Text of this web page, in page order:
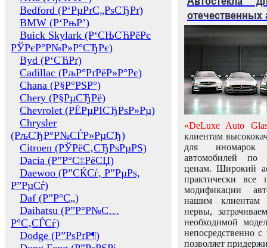
Bedford (Р‘РµРґС„РѕСЂРґ)
BMW (Р‘РњР’)
Buick Skylark (Р‘СЊСЋРёРє
РЎРєР°Р№Р»Р°СЂРє)
Byd (Р‘СЋРґ)
Cadillac (РљР°РґРёР»Р°Рє)
Chana (Р§Р°РЅР°)
Chery (Р§РµСЂРё)
Chevrolet (РЁРµРІСЂРѕР»Рµ)
Chrysler
(РљСЂР°Р№СЃР»РµСЂ)
Citroen (РЎРёС‚СЂРѕРµРЅ)
Dacia (Р”Р°С‡РёСЏ)
Daewoo (Р”СЌСѓ, Р”РµРѕ,
Р”РµСѓ)
Daf (Р”Р°С„)
Daihatsu (Р”Р°Р№С…
Р°С‚СЃСѓ)
Dodge (Р”РѕРґР¶)
отечественных
«DeLuxe Auto
клиентам
для иномарок
автомобилей
ценам. Широкий
практически все
модификации
нашим клиентам
нервы,
необходимой
непосредственно
позволяет